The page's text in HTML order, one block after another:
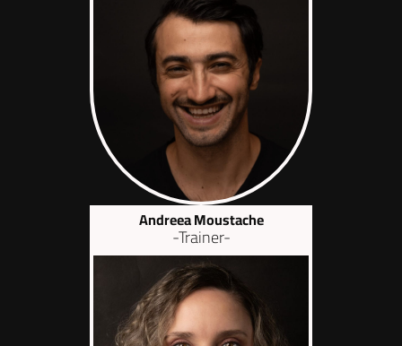
Andreea Moustache
-Trainer-